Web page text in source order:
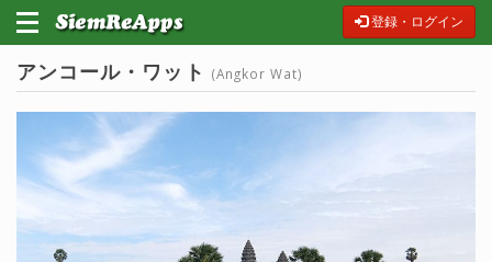
登録・ログイン
アンコール・ワット (Angkor Wat)